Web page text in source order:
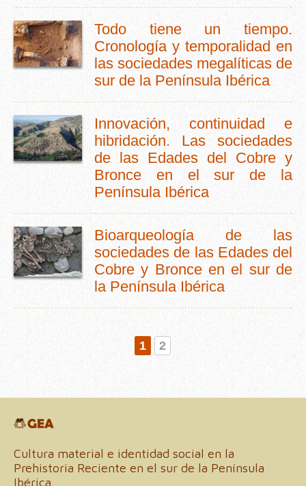
Todo tiene un tiempo.
Cronología y temporalidad en
las sociedades megalíticas de
sur de la Península Ibérica
Innovación, continuidad e
hibridación. Las sociedades
de las Edades del Cobre y
Bronce en el sur de la
Península Ibérica
Bioarqueología de las
sociedades de las Edades del
Cobre y Bronce en el sur de
la Península Ibérica
1 2
Cultura material e identidad social en la
Prehistoria Reciente en el sur de la Península
Ibérica.